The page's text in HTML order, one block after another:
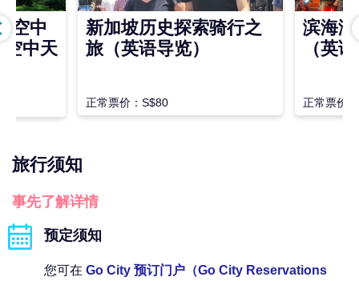
空中
空中天
新加坡历史探索骑行之
旅（英语导览）
正常票价：S$80
滨海
（英
正常票价
旅行须知
事先了解详情
预定须知
您可在 Go City 预订门户（Go City Reservations